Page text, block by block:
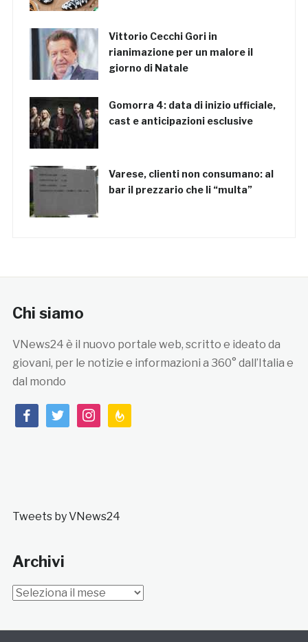
Vittorio Cecchi Gori in
rianimazione per un malore il
giorno di Natale
Gomorra 4: data di inizio ufficiale,
cast e anticipazioni esclusive
Varese, clienti non consumano: al
bar il prezzario che li “multa”
Chi siamo
VNews24 è il nuovo portale web, scritto e ideato da
giovani, per le notizie e informazioni a 360° dall’Italia e
dal mondo
facebooktwitterinstagramfeedburner
Tweets by VNews24
Archivi
Archivi